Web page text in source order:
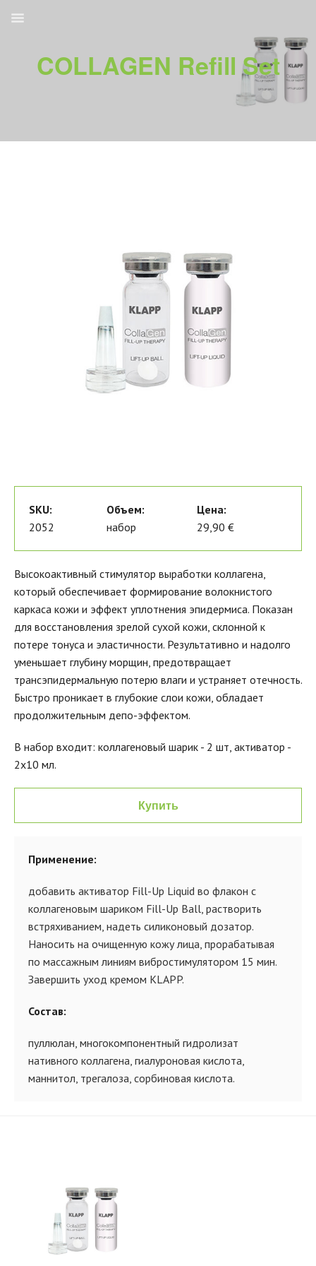
COLLAGEN Refill Set
SKU:
2052
Объем:
набор
Цена:
29,90 €
Высокоактивный стимулятор выработки коллагена,
который обеспечивает формирование волокнистого
каркаса кожи и эффект уплотнения эпидермиса. Показан
для восстановления зрелой сухой кожи, склонной к
потере тонуса и эластичности. Результативно и надолго
уменьшает глубину морщин, предотвращает
трансэпидермальную потерю влаги и устраняет отечность.
Быстро проникает в глубокие слои кожи, обладает
продолжительным депо-эффектом.
В набор входит: коллагеновый шарик - 2 шт, активатор -
2х10 мл.
Купить
Применение:
добавить активатор Fill-Up Liquid во флакон с
коллагеновым шариком Fill-Up Ball, растворить
встряхиванием, надеть силиконовый дозатор.
Наносить на очищенную кожу лица, прорабатывая
по массажным линиям вибростимулятором 15 мин.
Завершить уход кремом KLAPP.
Состав:
пуллюлан, многокомпонентный гидролизат
нативного коллагена, гиалуроновая кислота,
маннитол, трегалоза, сорбиновая кислота.